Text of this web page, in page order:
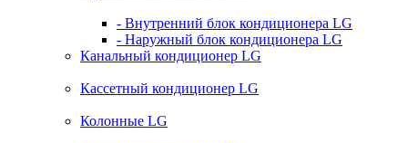
- Внутренний блок кондиционера LG
- Наружный блок кондиционера LG
Канальный кондиционер LG
Кассетный кондиционер LG
Колонные LG